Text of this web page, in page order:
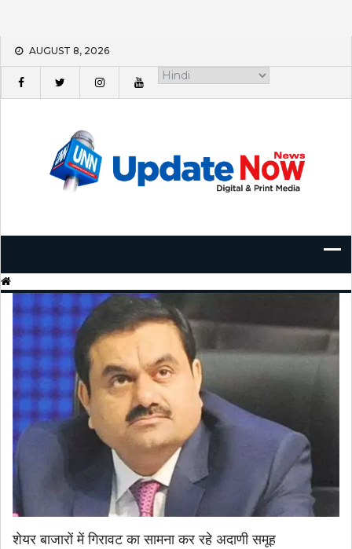
Skip
content
AUGUST 8, 2026
शेयर बाजारों में गिरावट का सामना कर रहे अदाणी समूह